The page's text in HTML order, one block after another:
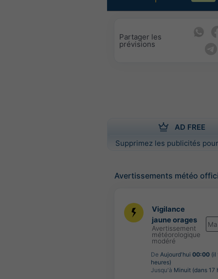
Partager les
prévisions
AD FREE
Supprimez les publicités
Avertissements météo
Vigilance
jaune orages
Avertissement
météorologique
modéré
De Aujourd'hui 00:00 (il
heures)
Jusqu'à Minuit (dans 17